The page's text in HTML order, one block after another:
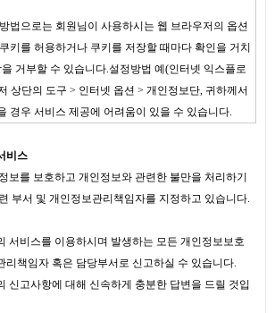
법으로는 회원님이 사용하시는 웹 브라우저의 옵션
키를 허용하거나 쿠키를 저장할 때마다 확인을 거치
거부할 수 있습니다.설정방법 예(인터넷 익스플로
상단의 도구 > 인터넷 옵션 > 개인정보단, 귀하께서
경우 서비스 제공에 어려움이 있을 수 있습니다.
비스
보를 보호하고 개인정보와 관련한 불만을 처리하기
부서 및 개인정보관리책임자를 지정하고 있습니다.
서비스를 이용하시며 발생하는 모든 개인정보보호
리책임자 혹은 담당부서로 신고하실 수 있습니다.
신고사항에 대해 신속하게 충분한 답변을 드릴 것입